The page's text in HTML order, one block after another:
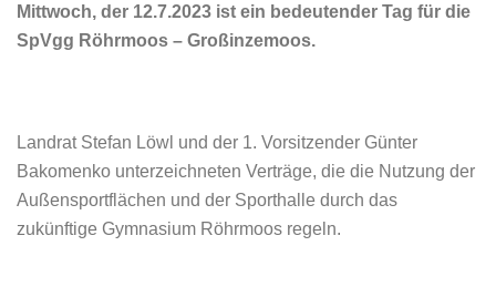
Mittwoch, der 12.7.2023 ist ein bedeutender Tag für die
SpVgg Röhrmoos – Großinzemoos.
Landrat Stefan Löwl und der 1. Vorsitzender Günter
Bakomenko unterzeichneten Verträge, die die Nutzung der
Außensportflächen und der Sporthalle durch das
zukünftige Gymnasium Röhrmoos regeln.